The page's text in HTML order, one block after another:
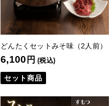
どんたくセットみそ味（2人前）
6,100 円 (税込)
セット商品